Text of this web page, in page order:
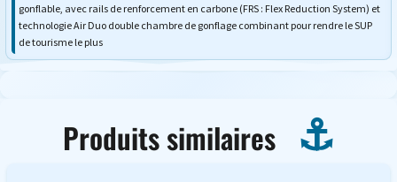
gonflable, avec rails de renforcement en carbone (FRS : Flex Reduction System) et
technologie Air Duo double chambre de gonflage combinant pour rendre le SUP
de tourisme le plus
Produits similaires